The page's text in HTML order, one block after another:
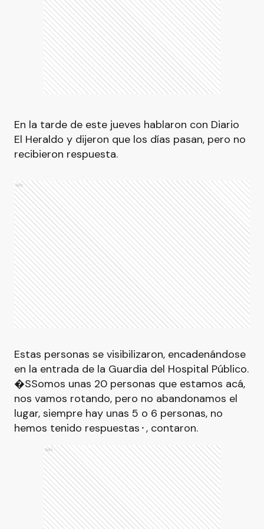
En la tarde de este jueves hablaron con Diario
El Heraldo y dijeron que los días pasan, pero no
recibieron respuesta.
Ads
Estas personas se visibilizaron, encadenándose
en la entrada de la Guardia del Hospital Público.
�SSomos unas 20 personas que estamos acá,
nos vamos rotando, pero no abandonamos el
lugar, siempre hay unas 5 o 6 personas, no
hemos tenido respuestas⬝, contaron.
Ads